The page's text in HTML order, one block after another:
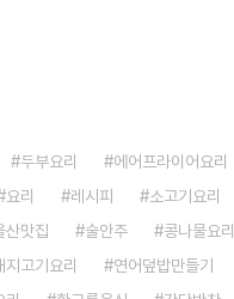
두부요리 에어프라이어요리
요리 레시피 소고기요리
산맛집 술안주 콩나물요리
지고기요리 연어덮밥만들기